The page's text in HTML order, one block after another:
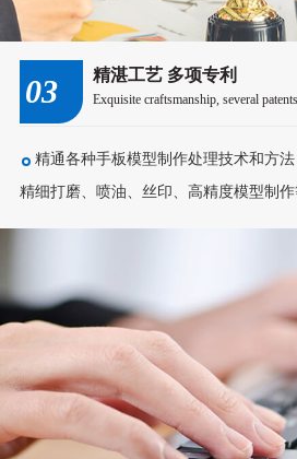
03 精湛工艺 多项专利
Exquisite craftsmanship, several patents
精通各种手板模型制作处理技术和方法
精细打磨、喷油、丝印、高精度模型制作